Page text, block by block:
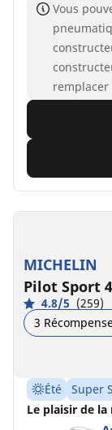
Vous
MICHELIN
Pilot Sport
4.8/5 (259)
3
Été
Super
Le plaisir de